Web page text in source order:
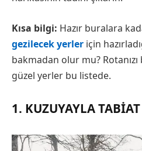
Kısa bilgi: Hazır buralara
gezilecek yerler için
bakmadan olur mu? Rotanızı
güzel yerler bu listede.
1. KUZUYAYLA